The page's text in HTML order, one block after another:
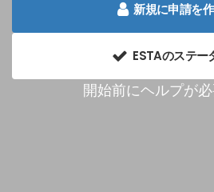
新規に申請を
ESTAのステー
開始前にヘルプが